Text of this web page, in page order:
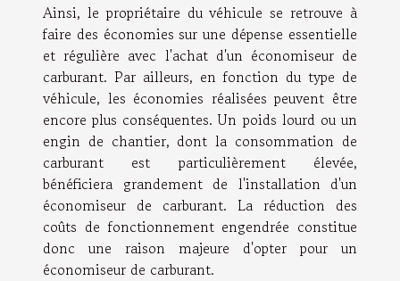
Ainsi, le propriétaire du véhicule se retrouve à
faire des économies sur une dépense essentielle
et régulière avec l'achat d'un économiseur de
carburant. Par ailleurs, en fonction du type de
véhicule, les économies réalisées peuvent être
encore plus conséquentes. Un poids lourd ou un
engin de chantier, dont la consommation de
carburant est particulièrement élevée,
bénéficiera grandement de l'installation d'un
économiseur de carburant. La réduction des
coûts de fonctionnement engendrée constitue
donc une raison majeure d'opter pour un
économiseur de carburant.